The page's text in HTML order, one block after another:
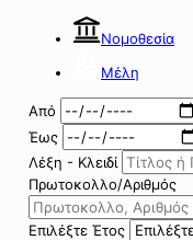
Νομοθεσία
Μέλη
Από
Έως
Λέξη - Κλειδί
Πρωτοκολλο/Αριθμός
Επιλέξτε Έτος